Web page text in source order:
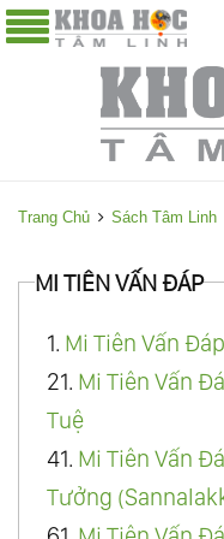
Trang Chủ Sách Tâm Linh
MI TIÊN VẤN ÐÁP
1. Mi Tiên Vấn Đáp
21. Mi Tiên Vấn
Tuệ
41. Mi Tiên Vấn
Tưởng